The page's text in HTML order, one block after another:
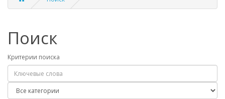
Поиск
Критерии поиска